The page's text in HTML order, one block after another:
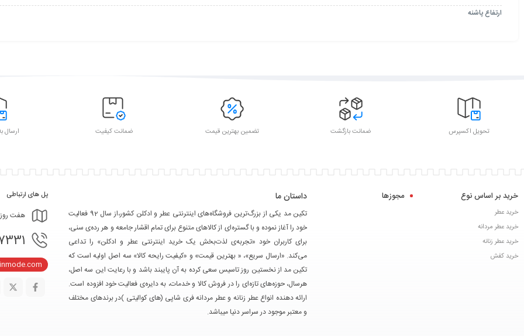
ارتفاع پاشنه
تحویل اکسپرس ضمانت بازگشت تضمین بهترین قیمت ضمانت کیفیت ارسال
خرید بر اساس نوع
خرید عطر
خرید عطر مردانه
خرید عطر زنانه
خرید کفش
مجوزها داستان ما
تکین مد یکی از بزرگ‌ترین فروشگاه‌های اینترنتی عطر و ادکلن کشور،از سال 92 فعالیت
خود را آغاز نموده و با گستره‌ای از کالاهای متنوع برای تمام اقشار جامعه و هر رده‌ی سنی،
برای کاربران خود «تجربه‌ی لذت‌بخش یک خرید اینترنتی عطر و ادکلن» را تداعی
می‌کند. «ارسال سریع»، « بهترین قیمت» و «کیفیت رایحه کالا» سه اصل اولیه است که
تکین مد از نخستین روز تاسیس سعی کرده به آن پایبند باشد و با رعایت این سه اصل،
هرسال، حوزه‌های تازه‌ای را در فروش کالا و خدمات، به دایره‌ی فعالیت خود افزوده است.
ارائه دهنده انواع عطر زنانه و عطر مردانه فری شاپی (های کوالیتی )در برندهای مختلف
و معتبر موجود در سراسر دنیا میباشد.
پل های ارتباطی
هفت روز هفته، ۲۴ ساعت